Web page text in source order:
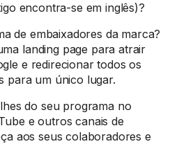
encontra-se em inglês)?
de embaixadores da marca?
landing page para atrair
e redirecionar todos os
para um único lugar.
do seu programa no
e outros canais de
aos seus colaboradores e